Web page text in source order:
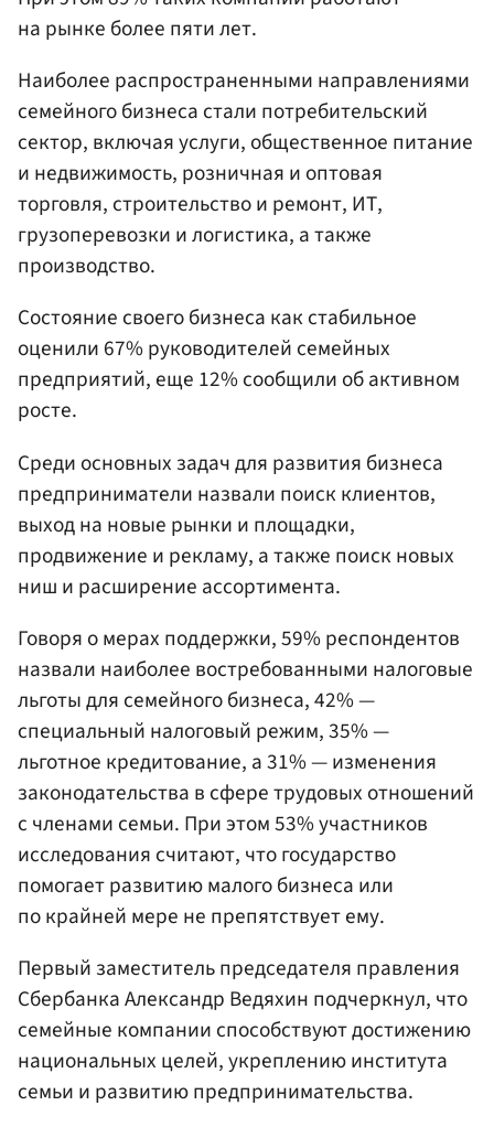
на рынке более пяти лет.
Наиболее распространенными направлениями
семейного бизнеса стали потребительский
сектор, включая услуги, общественное питание
и недвижимость, розничная и оптовая
торговля, строительство и ремонт, ИТ,
грузоперевозки и логистика, а также
производство.
Состояние своего бизнеса как стабильное
оценили 67% руководителей семейных
предприятий, еще 12% сообщили об активном
росте.
Среди основных задач для развития бизнеса
предприниматели назвали поиск клиентов,
выход на новые рынки и площадки,
продвижение и рекламу, а также поиск новых
ниш и расширение ассортимента.
Говоря о мерах поддержки, 59% респондентов
назвали наиболее востребованными налоговые
льготы для семейного бизнеса, 42% —
специальный налоговый режим, 35% —
льготное кредитование, а 31% — изменения
законодательства в сфере трудовых отношений
с членами семьи. При этом 53% участников
исследования считают, что государство
помогает развитию малого бизнеса или
по крайней мере не препятствует ему.
Первый заместитель председателя правления
Сбербанка Александр Ведяхин подчеркнул, что
семейные компании способствуют достижению
национальных целей, укреплению института
семьи и развитию предпринимательства.